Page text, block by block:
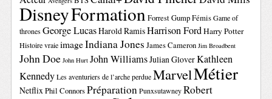
DisneyFormationForrest GumpFémis Game of
thrones George LucasHarold RamisHarrison FordHarry Potter
Histoire vraie imageIndiana Jones James Cameron Jim Broadbent
John Doe John Hurt John WilliamsJulian GloverKathleen
Kennedy Les aventuriers de l’arche perdue MarvelMétier
NetflixPhil ConnorsPréparation Punxsutawney Robert